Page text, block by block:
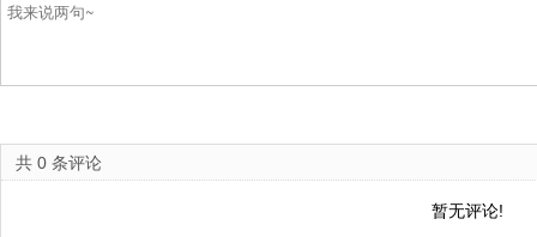
共 0 条评论
暂无评论!